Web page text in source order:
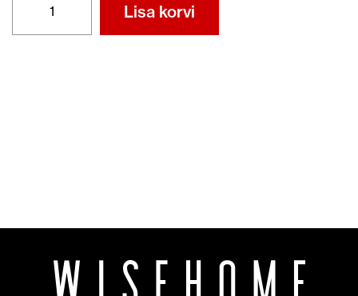
17210-
Lisa korvi